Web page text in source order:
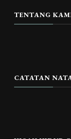
TENTANG
CATATAN